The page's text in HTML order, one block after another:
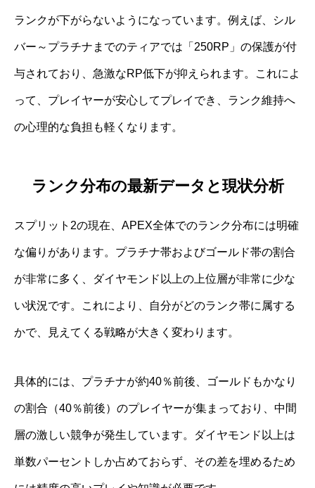
ランクが下がらないようになっています。例えば、シル
バー～プラチナまでのティアでは「250RP」の保護が付
与されており、急激なRP低下が抑えられます。これによ
って、プレイヤーが安心してプレイでき、ランク維持へ
の心理的な負担も軽くなります。
ランク分布の最新データと現状分析
スプリット2の現在、APEX全体でのランク分布には明確
な偏りがあります。プラチナ帯およびゴールド帯の割合
が非常に多く、ダイヤモンド以上の上位層が非常に少な
い状況です。これにより、自分がどのランク帯に属する
かで、見えてくる戦略が大きく変わります。
具体的には、プラチナが約40％前後、ゴールドもかなり
の割合（40％前後）のプレイヤーが集まっており、中間
層の激しい競争が発生しています。ダイヤモンド以上は
単数パーセントしか占めておらず、その差を埋めるため